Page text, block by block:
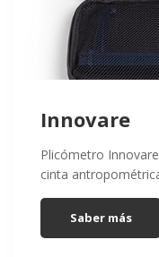
Innovare
Plicómetro
cinta
Saber más